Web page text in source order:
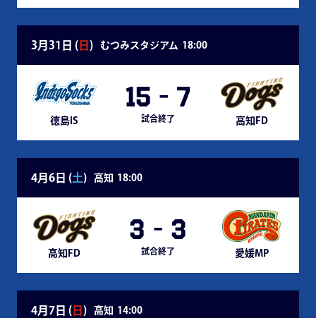
3月31日 ( 日 ) むつみスタジアム 18:00
徳島IS
15 - 7
試合終了 高知FD
4月6日 (土) 高知 18:00
高知FD
3 - 3
試合終了 愛媛MP
4月7日 ( 日 ) 高知 14:00